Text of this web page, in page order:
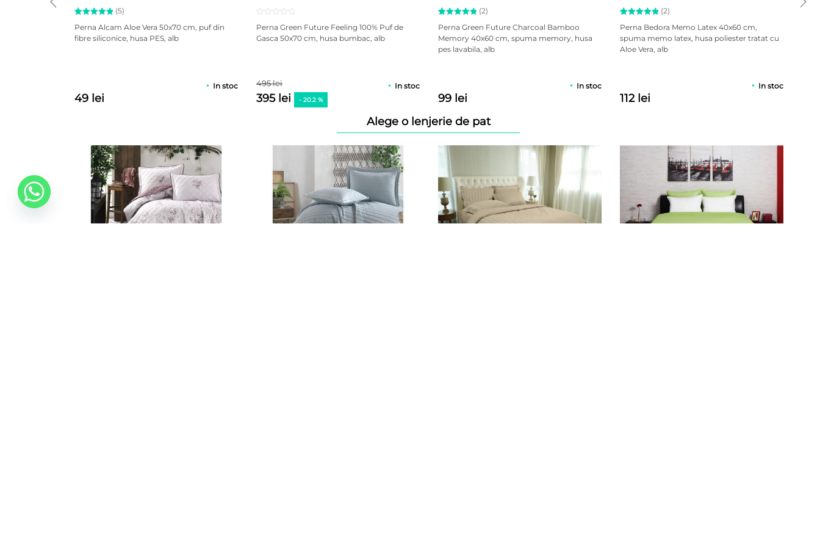
Evaluat la
5.00 din
5 pe baza
5
(5)
Perna Alcam Aloe Vera 50x70 cm, puf din
fibre siliconice, husa PES, alb
49 lei
In stoc
Perna Green Future Feeling 100% Puf de
Gasca 50x70 cm, husa bumbac, alb
495 lei
395 lei - 20.2 %
In stoc
Evaluat la
5.00 din
5 pe baza
a
2
evaluări
(2)
Perna Green Future Charcoal Bamboo
Memory 40x60 cm, spuma memory, husa
pes lavabila, alb
99 lei
In stoc
Evaluat la
5.00 din
5 pe baza
a
2
evaluări
(2)
Perna Bedora Memo Latex 40x60 cm,
spuma memo latex, husa poliester tratat cu
Aloe Vera, alb
112 lei
In stoc
Alege o lenjerie de pat